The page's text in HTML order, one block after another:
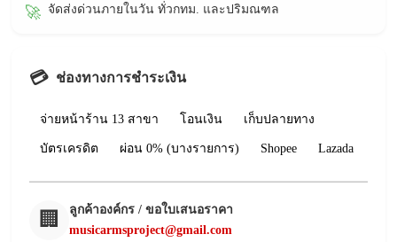
🚀 จัดส่งด่วนภายในวัน ทั่วกทม. และปริมณฑล
💳 ช่องทางการชำระเงิน
จ่ายหน้าร้าน 13 สาขา โอนเงิน เก็บปลายทาง
บัตรเครดิต ผ่อน 0% (บางรายการ) Shopee Lazada
🏢
ลูกค้าองค์กร / ขอใบเสนอราคา
musicarmsproject@gmail.com